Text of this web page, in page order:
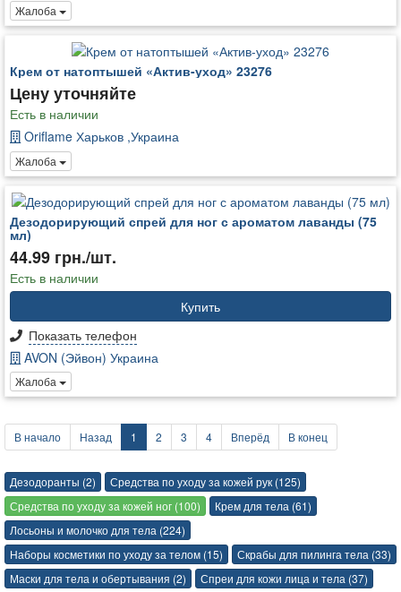
Жалоба
Крем от натоптышей «Актив-уход» 23276
Цену уточняйте
Есть в наличии
Oriflame Харьков ,Украина
Жалоба
Дезодорирующий спрей для ног с ароматом лаванды (75
мл)
44.99 грн./шт.
Есть в наличии
Купить
Показать телефон
AVON (Эйвон) Украина
Жалоба
В начало Назад 1 2 3 4 Вперёд В конец
Дезодоранты (2)
Средства по уходу за кожей рук (125)
Средства по уходу за кожей ног (100)
Крем для тела (61)
Лосьоны и молочко для тела (224)
Наборы косметики по уходу за телом (15)
Скрабы для пилинга тела (33)
Маски для тела и обертывания (2)
Спреи для кожи лица и тела (37)